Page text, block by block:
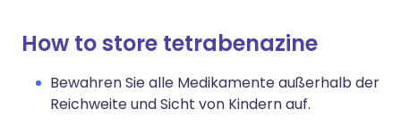
How to store tetrabenazine
Bewahren Sie alle Medikamente außerhalb der
Reichweite und Sicht von Kindern auf.